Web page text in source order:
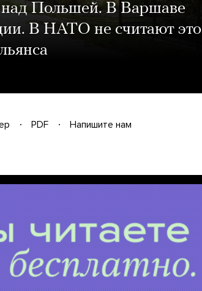
Польшей. В Варшаве
В НАТО не считают это
PDF
Напишите нам